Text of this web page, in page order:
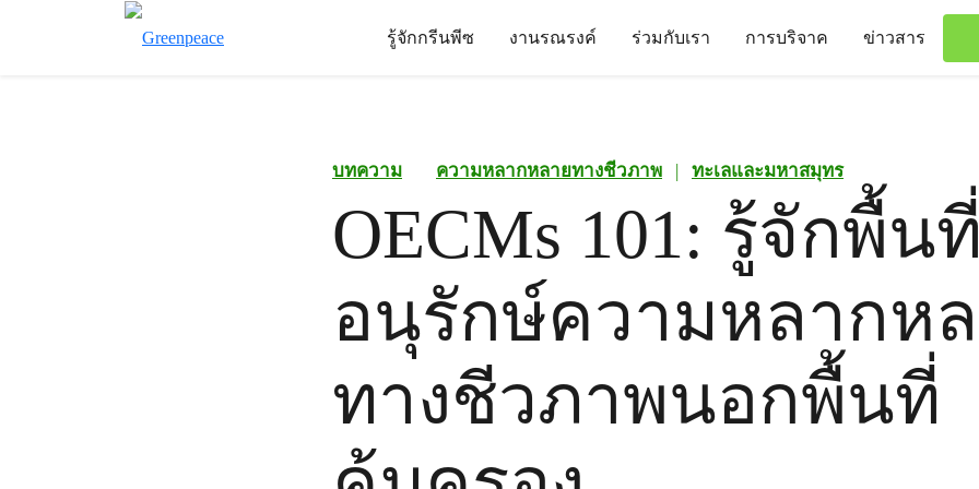
รู้จักกรีนพีซ งานรณรงค์ ร่วมกับเรา การบริจาค ข่าวสาร
บทความ ความหลากหลายทางชีวภาพ | ทะเลและมหาสมุทร
OECMs 101: รู้จักพื้นที่
อนุรักษ์ความหลากห
ทางชีวภาพนอกพื้นที่